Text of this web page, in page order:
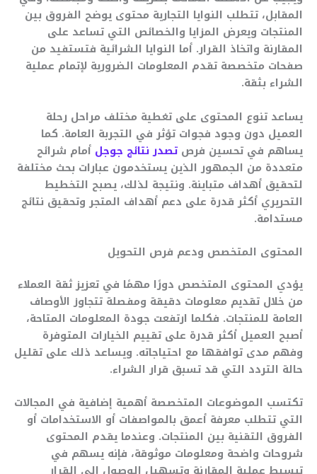
المقابل، تتطلب النوايا التجارية محتوى يوضح الفروق بين
المنتجات ويعرض المزايا والخصائص التي تساعد على
المقارنة واتخاذ القرار. أما النوايا الشرائية فتستفيد من
صفحات متخصصة تقدم المعلومات الضرورية لإتمام عملية
الشراء بثقة.
يساعد تنوع المحتوى على تغطية مختلف مراحل رحلة
العميل دون وجود فجوات تؤثر في التجربة العامة. كما
يساهم في تحسين فرص تصدر نتائج جوجل أمام شرائح
متعددة من الجمهور الذين يستخدمون عبارات بحث مختلفة
لتحقيق أهداف متباينة. ونتيجة لذلك، يصبح التخطيط
التحريري أكثر قدرة على دعم أهداف المتجر وتحقيق نتائج
مستدامة.
المحتوى المتخصص ودعم فرص التحويل
يؤدي المحتوى المتخصص دورًا مهمًا في تعزيز ثقة العملاء
من خلال تقديم معلومات دقيقة ومفصلة تتجاوز الأوصاف
العامة للمنتجات. فكلما ارتفعت جودة المعلومات المتاحة،
أصبح العميل أكثر قدرة على تقييم الخيارات المتوفرة
وفهم مدى توافقها مع احتياجاته. ويساعد ذلك على تقليل
حالة التردد التي قد تسبق قرار الشراء.
تكتسب الموضوعات المتخصصة أهمية إضافية في المجالات
التي تتطلب معرفة أعمق بالمواصفات أو الاستخدامات أو
الفروق التقنية بين المنتجات. وعندما يقدم المحتوى
شروحات واضحة ومعلومات موثوقة، فإنه يسهم في